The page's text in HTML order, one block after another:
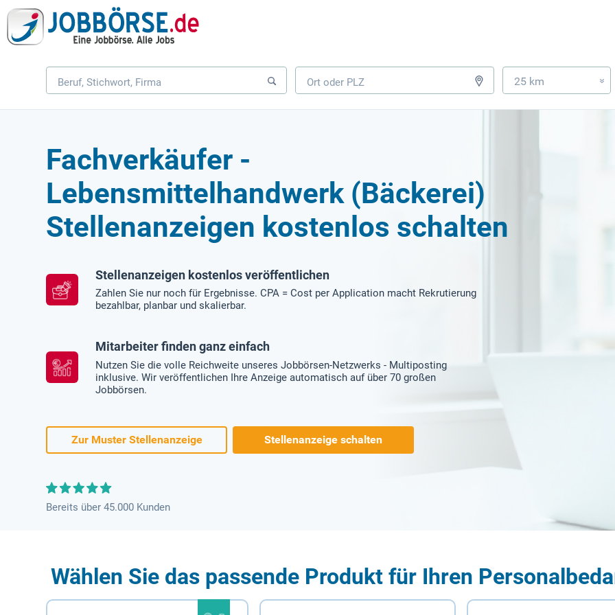
25 km »
Fachverkäufer -
Lebensmittelhandwerk (Bäckerei)
Stellenanzeigen kostenlos schalten
Stellenanzeigen kostenlos veröffentlichen
Zahlen Sie nur noch für Ergebnisse. CPA = Cost per Application macht Rekrutierung
bezahlbar, planbar und skalierbar.
Mitarbeiter finden ganz einfach
Nutzen Sie die volle Reichweite unseres Jobbörsen-Netzwerks - Multiposting
inklusive. Wir veröffentlichen Ihre Anzeige automatisch auf über 70 großen
Jobbörsen.
Zur Muster Stellenanzeige Stellenanzeige schalten
Bereits über 45.000 Kunden
Wählen Sie das passende Produkt für Ihren